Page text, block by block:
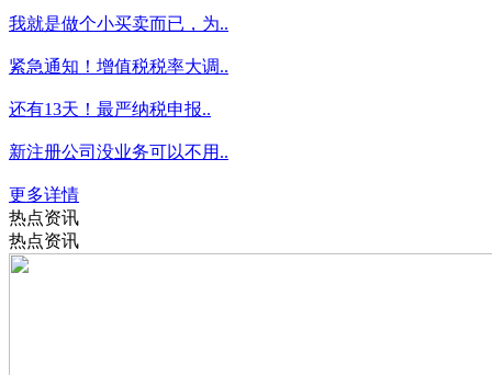
我就是做个小买卖而已，为..
紧急通知！增值税税率大调..
还有13天！最严纳税申报..
新注册公司没业务可以不用..
更多详情
热点资讯
热点资讯